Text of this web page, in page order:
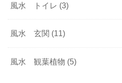
風水 トイレ (3)
風水 玄関 (11)
風水 観葉植物 (5)